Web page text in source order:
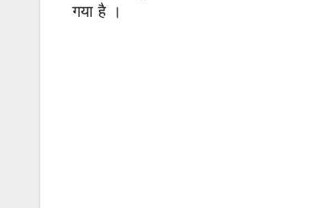
गया है ।